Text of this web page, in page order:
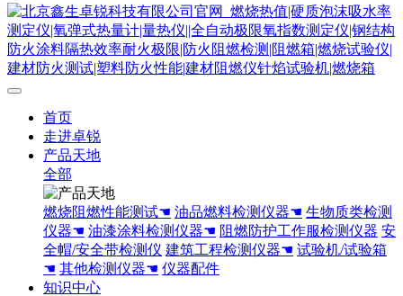
首页
走进卓锐
产品天地
全部
燃烧阻燃性能测试☚ 油品燃料检测仪器☚ 生物质类检测
仪器☚ 油漆涂料检测仪器☚ 阻燃防护工作服检测仪器 安
全帽/安全带检测仪 建筑工程检测仪器☚ 试验机/试验箱
☚ 其他检测仪器☚ 仪器配件
知识中心